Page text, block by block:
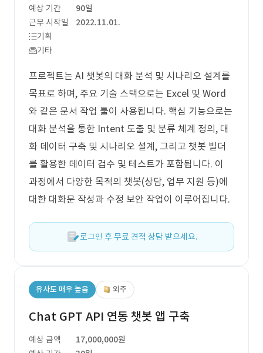
예상 기간
90일
근무 시작일
2022.11.01.
기획
기타
프로젝트는 AI 챗봇의 대화 분석 및 시나리오 설계를
목표로 하며, 주요 기술 스택으로는 Excel 및 Word
와 같은 문서 작업 툴이 사용됩니다. 핵심 기능으로는
대화 분석을 통한 Intent 도출 및 분류 체계 정의, 대
화 데이터 구축 및 시나리오 설계, 그리고 챗봇 빌더
를 활용한 데이터 검수 및 테스트가 포함됩니다. 이
과정에서 다양한 목적의 챗봇(상담, 업무 지원 등)에
대한 대화문 작성과 수정 보안 작업이 이루어집니다.
로그인 후 무료 견적 상담 받으세요.
유사도 매우 높음 외주
Chat GPT API 연동 챗봇 앱 구축
예상 금액
17,000,000원